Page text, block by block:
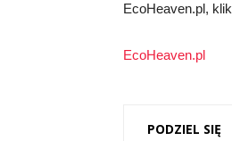
EcoHeaven.pl,
EcoHeaven.pl
PODZIEL SIĘ